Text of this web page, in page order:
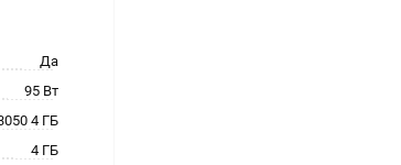
Да
95 Вт
4 ГБ
4 ГБ